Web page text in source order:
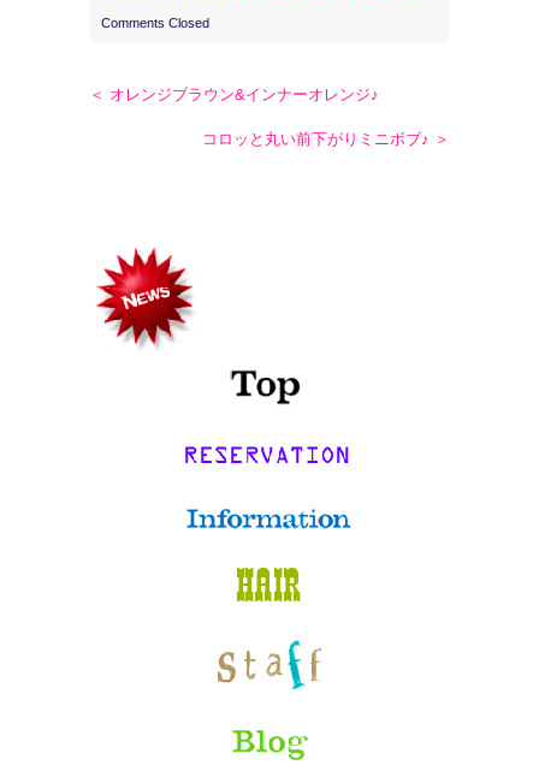
Comments Closed
＜ オレンジブラウン&インナーオレンジ♪
コロッと丸い前下がりミニボブ♪ ＞